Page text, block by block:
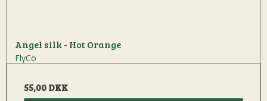
Angel silk - Hot Orange
FlyCo
55,00 DKK